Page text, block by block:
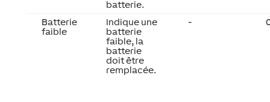
batterie.
Batterie
faible
Indique une
batterie
faible, la
batterie
doit être
remplacée.
-